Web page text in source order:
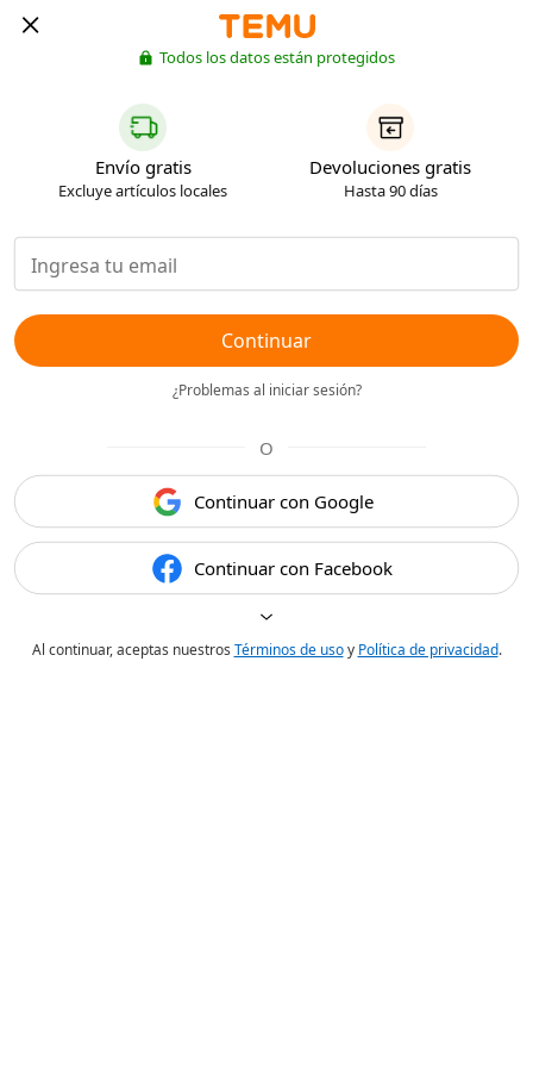
Todos los datos están protegidos
Envío gratis
Excluye artículos locales
Devoluciones gratis
Hasta 90 días
Continuar
¿Problemas al iniciar sesión?
O
Continuar con Google
Continuar con Facebook
Al continuar, aceptas nuestros Términos de usoy Política de privacidad.